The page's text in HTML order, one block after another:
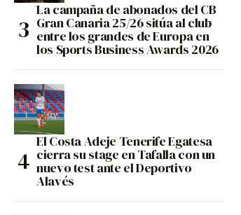
La campaña de abonados del CB
Gran Canaria 25/26 sitúa al club
entre los grandes de Europa en
los Sports Business Awards 2026
El Costa Adeje Tenerife Egatesa
cierra su stage en Tafalla con un
nuevo test ante el Deportivo
Alavés